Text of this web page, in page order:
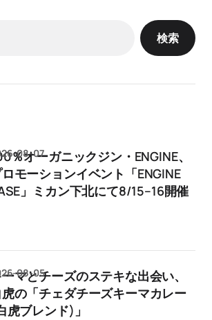
検索
％オーガニックジン・ENGINE、
モーションイベント「ENGINE
」ミカン下北にて8/15–16開催
08-07
マとチーズのステキな出会い、
の「チェダチーズキーマカレー
虎ブレンド)」
08-05